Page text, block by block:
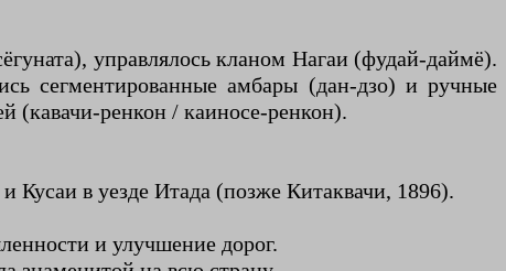
управлялось кланом Нагаи (фудай-даймё).
сегментированные амбары (дан-дзо) и ручные
(кавачи-ренкон / каиносе-ренкон).
Кусаи в уезде Итада (позже Китаквачи, 1896).
и улучшение дорог.